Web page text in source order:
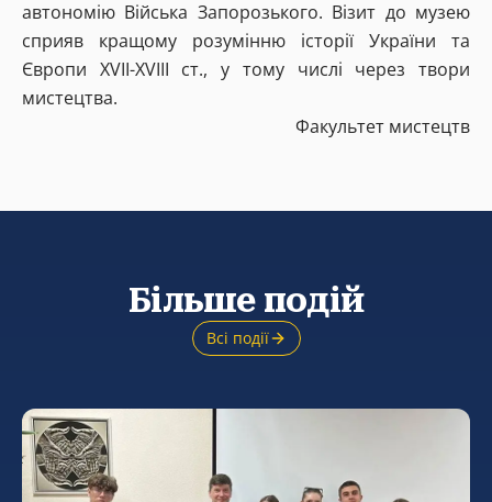
автономію Війська Запорозького. Візит до музею
сприяв кращому розумінню історії України та
Європи XVII-XVIII ст., у тому числі через твори
мистецтва.
Факультет мистецтв
Більше подій
Всі події